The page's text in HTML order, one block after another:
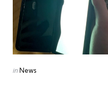
Posted
inNews